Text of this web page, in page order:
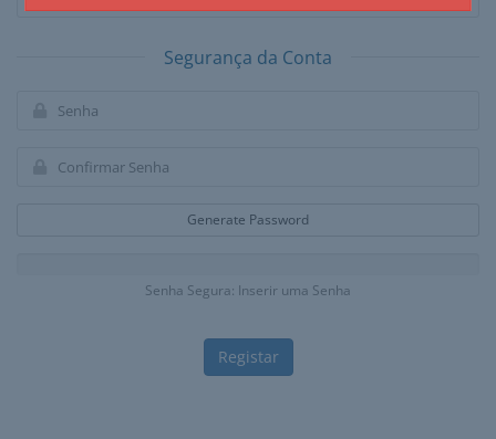
Segurança da Conta
Generate Password
Senha Segura: Inserir uma Senha